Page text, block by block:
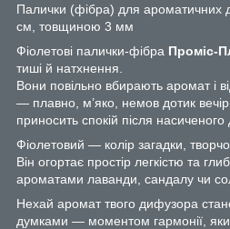
Палички (фібра) для ароматичних
см, товщиною 3 мм
Фіолетові палички-фібра Проміс-
тиші й натхнення.
Вони повільно вбирають аромат і
— плавно, м’яко, немов дотик
приносить спокій після насиченого
Фіолетовий — колір загадки,
Він огортає простір легкістю та
ароматами лаванди, сандалу чи
Нехай аромат твого дифузора
думками — моментом гармонії,